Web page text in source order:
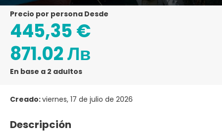
precio por persona Desde
445,35 €
871.02 Лв
En base a 2 adultos
Creado:viernes, 17 de julio de 2026
Descripción